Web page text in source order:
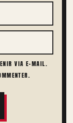
VIA E-MAIL.